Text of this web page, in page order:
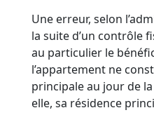
Une erreur, selon
la suite d’un contrôle
au particulier le
l’appartement ne
principale au jour de
elle, sa résidence